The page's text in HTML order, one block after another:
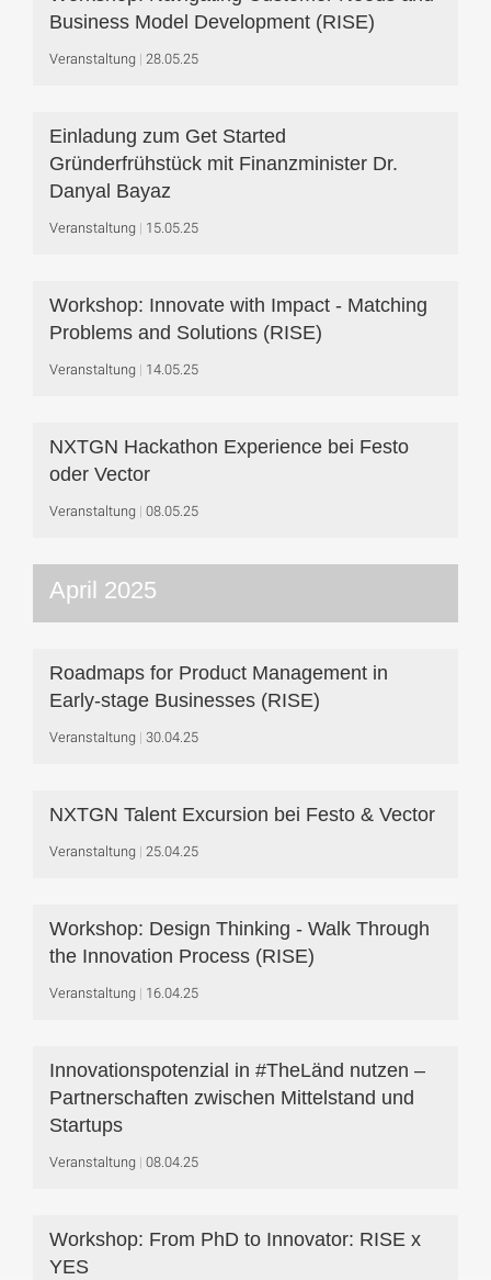
Business Model Development (RISE)
Veranstaltung 28.05.25
Einladung zum Get Started
Gründerfrühstück mit Finanzminister Dr.
Danyal Bayaz
Veranstaltung 15.05.25
Workshop: Innovate with Impact - Matching
Problems and Solutions (RISE)
Veranstaltung 14.05.25
NXTGN Hackathon Experience bei Festo
oder Vector
Veranstaltung 08.05.25
April 2025
Roadmaps for Product Management in
Early-stage Businesses (RISE)
Veranstaltung 30.04.25
NXTGN Talent Excursion bei Festo & Vector
Veranstaltung 25.04.25
Workshop: Design Thinking - Walk Through
the Innovation Process (RISE)
Veranstaltung 16.04.25
Innovationspotenzial in #TheLänd nutzen –
Partnerschaften zwischen Mittelstand und
Startups
Veranstaltung 08.04.25
Workshop: From PhD to Innovator: RISE x
YES